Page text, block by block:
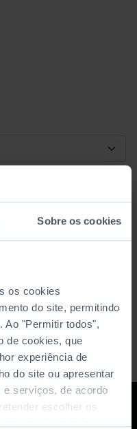
Sobre os cookies
os cookies
do site, permitindo
Ao "Permitir todos",
de cookies, que
experiência de
do site ou apresentar
e serviços, de acordo
escolher os